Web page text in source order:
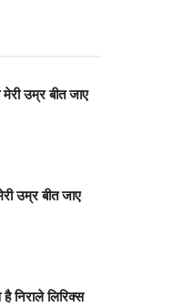
उम्र बीत जाए
उम्र बीत जाए
निराले लिरिक्स